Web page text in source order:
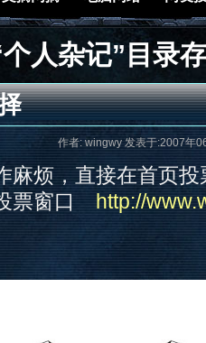
个人杂记”目录
作者: wingwy 发表于:2007年
麻烦，直接在首页投
票窗口http://